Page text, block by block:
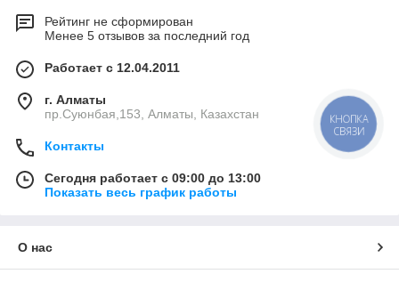
Рейтинг не сформирован
Менее 5 отзывов за последний год
Работает с 12.04.2011
г. Алматы
пр.Суюнбая,153, Алматы, Казахстан
Контакты
Сегодня работает с 09:00 до 13:00
Показать весь график работы
О нас
КНОПКА
СВЯЗИ